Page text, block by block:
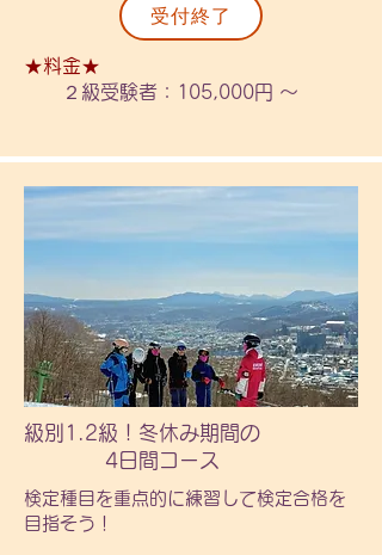
・シーズン券お渡し予定は12/10前後
を予定しております。
・2025年11月20日以降のご購入の場
購入ください。（通常料金）
ース！
集中したレッスンで級別検定合格を目
※合格を保証したものではありませ
ん。
〇金額〇
１級受験者：113,000円
２級受験者：105,000円
中学生以上：各+7,000円
１級保持者：108,000円
等程度のレベルの方。
受付終了
★料金★
２級受験者：105,000円 ～
級別1.2級！冬休み期間の
4日間コース
検定種目を重点的に練習して検定合格を
目指そう！​